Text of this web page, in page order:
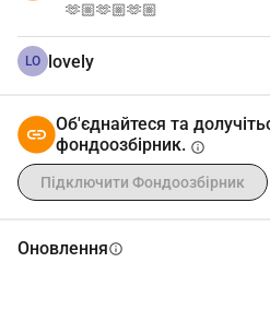
🫶🏼🫶🏼🫶🏼
LO lovely
Об'єднайтеся та
фондоозбірник. info
Підключити Фондоозбірник
Оновленняinfo